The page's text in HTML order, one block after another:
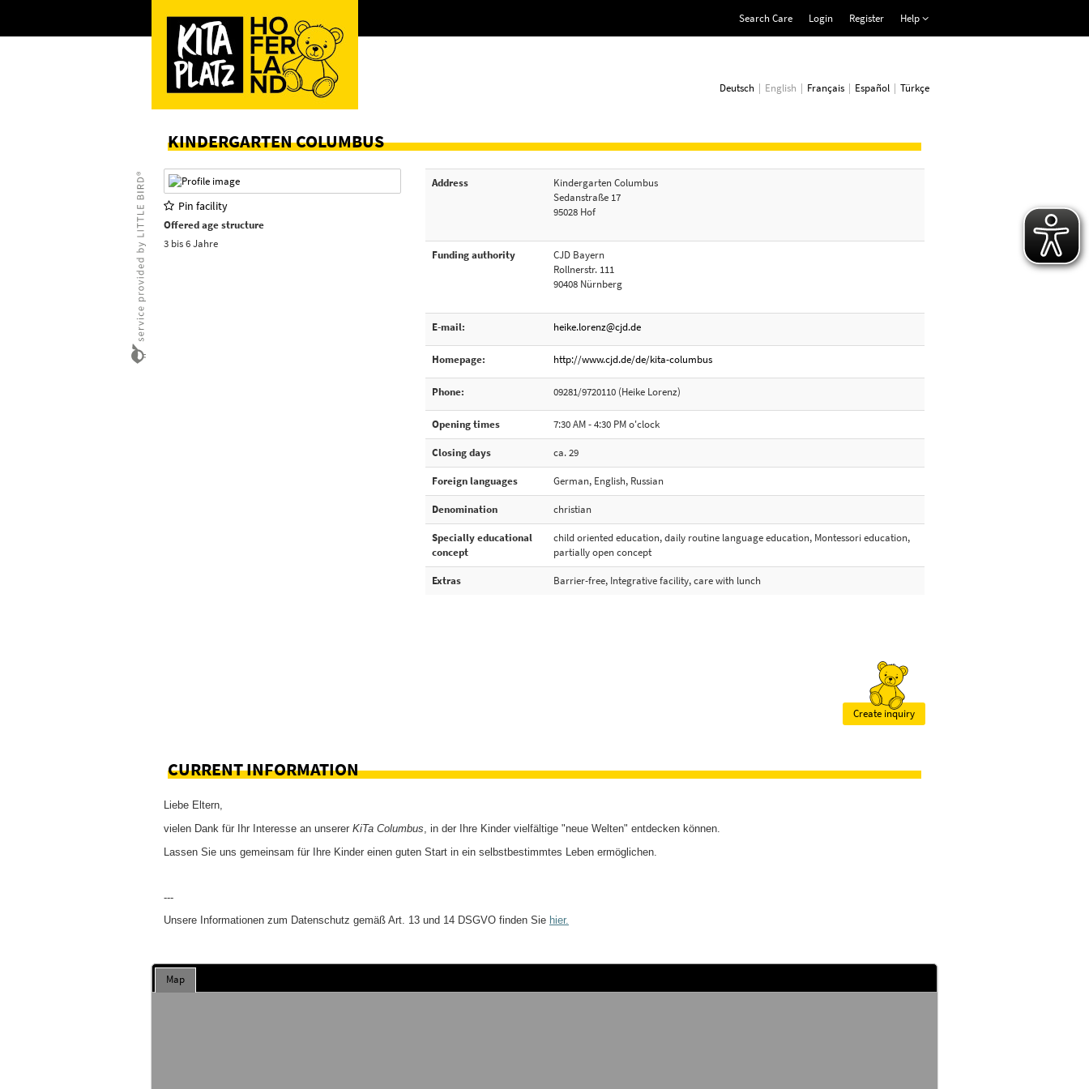
Search Care Login Register Help
Deutsch English Français Español Türkçe
KINDERGARTEN COLUMBUS
Pin facility
Offered age structure
3 bis 6 Jahre
Address
Kindergarten Columbus
Sedanstraße 17
95028 Hof
Funding authority
CJD Bayern
Rollnerstr. 111
90408 Nürnberg
E-mail: heike.lorenz@cjd.de
Homepage: http://www.cjd.de/de/kita-columbus
Phone: 09281/9720110 (Heike Lorenz)
Opening times 7:30 AM - 4:30 PM o'clock
Closing days ca. 29
Foreign languages German, English, Russian
Denomination christian
Specially educational
concept
child oriented education, daily routine language education, Montessori education,
partially open concept
Extras Barrier-free, Integrative facility, care with lunch
Create inquiry
CURRENT INFORMATION
Liebe Eltern,
vielen Dank für Ihr Interesse an unserer KiTa Columbus, in der Ihre Kinder vielfältige "neue Welten" entdecken können.
Lassen Sie uns gemeinsam für Ihre Kinder einen guten Start in ein selbstbestimmtes Leben ermöglichen.
---
Unsere Informationen zum Datenschutz gemäß Art. 13 und 14 DSGVO finden Sie hier.
Map